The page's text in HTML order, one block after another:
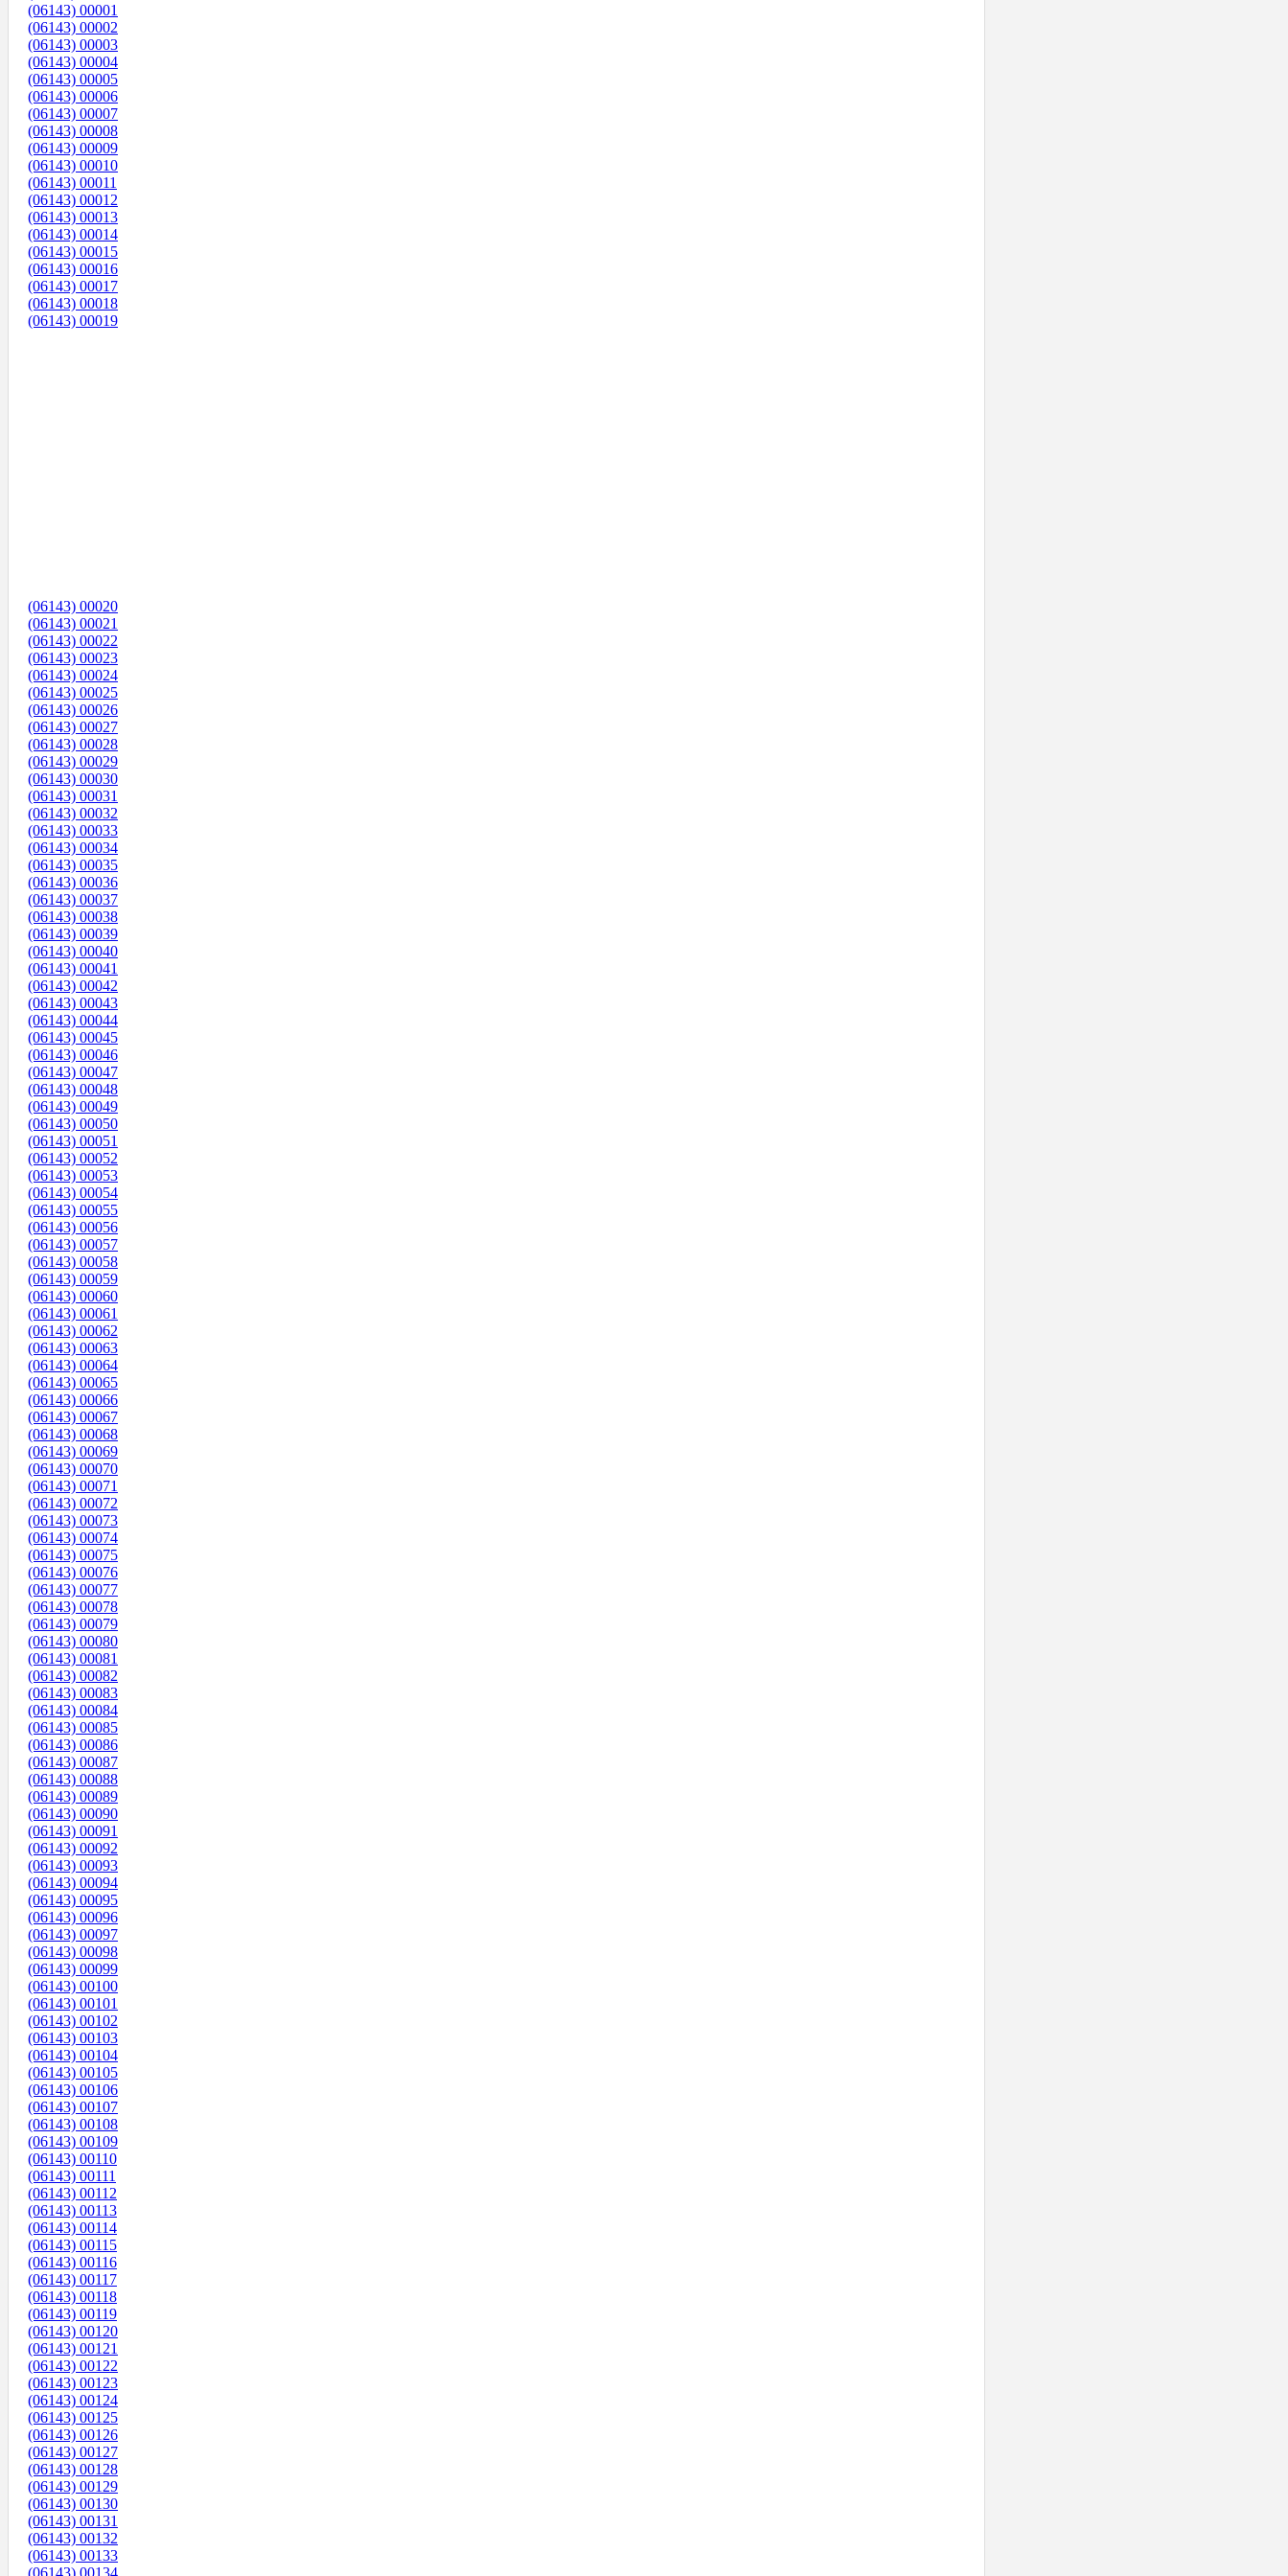
(06143) 00001
(06143) 00002
(06143) 00003
(06143) 00004
(06143) 00005
(06143) 00006
(06143) 00007
(06143) 00008
(06143) 00009
(06143) 00010
(06143) 00011
(06143) 00012
(06143) 00013
(06143) 00014
(06143) 00015
(06143) 00016
(06143) 00017
(06143) 00018
(06143) 00019
(06143) 00020
(06143) 00021
(06143) 00022
(06143) 00023
(06143) 00024
(06143) 00025
(06143) 00026
(06143) 00027
(06143) 00028
(06143) 00029
(06143) 00030
(06143) 00031
(06143) 00032
(06143) 00033
(06143) 00034
(06143) 00035
(06143) 00036
(06143) 00037
(06143) 00038
(06143) 00039
(06143) 00040
(06143) 00041
(06143) 00042
(06143) 00043
(06143) 00044
(06143) 00045
(06143) 00046
(06143) 00047
(06143) 00048
(06143) 00049
(06143) 00050
(06143) 00051
(06143) 00052
(06143) 00053
(06143) 00054
(06143) 00055
(06143) 00056
(06143) 00057
(06143) 00058
(06143) 00059
(06143) 00060
(06143) 00061
(06143) 00062
(06143) 00063
(06143) 00064
(06143) 00065
(06143) 00066
(06143) 00067
(06143) 00068
(06143) 00069
(06143) 00070
(06143) 00071
(06143) 00072
(06143) 00073
(06143) 00074
(06143) 00075
(06143) 00076
(06143) 00077
(06143) 00078
(06143) 00079
(06143) 00080
(06143) 00081
(06143) 00082
(06143) 00083
(06143) 00084
(06143) 00085
(06143) 00086
(06143) 00087
(06143) 00088
(06143) 00089
(06143) 00090
(06143) 00091
(06143) 00092
(06143) 00093
(06143) 00094
(06143) 00095
(06143) 00096
(06143) 00097
(06143) 00098
(06143) 00099
(06143) 00100
(06143) 00101
(06143) 00102
(06143) 00103
(06143) 00104
(06143) 00105
(06143) 00106
(06143) 00107
(06143) 00108
(06143) 00109
(06143) 00110
(06143) 00111
(06143) 00112
(06143) 00113
(06143) 00114
(06143) 00115
(06143) 00116
(06143) 00117
(06143) 00118
(06143) 00119
(06143) 00120
(06143) 00121
(06143) 00122
(06143) 00123
(06143) 00124
(06143) 00125
(06143) 00126
(06143) 00127
(06143) 00128
(06143) 00129
(06143) 00130
(06143) 00131
(06143) 00132
(06143) 00133
(06143) 00134